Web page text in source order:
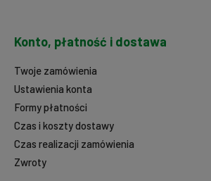
Konto, płatność i dostawa
Twoje zamówienia
Ustawienia konta
Formy płatności
Czas i koszty dostawy
Czas realizacji zamówienia
Zwroty